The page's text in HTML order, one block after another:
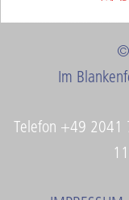
Im
Telefon +49